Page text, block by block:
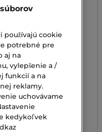
používajú cookie
potrebné pre
aj na
vylepšenie a /
funkcií a na
reklamy.
uchovávame
kedykoľvek